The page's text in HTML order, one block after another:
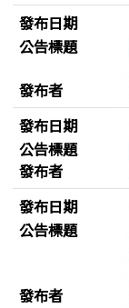
發布日期
公告標題
發布者
發布日期
公告標題
發布者
發布日期
公告標題
發布者